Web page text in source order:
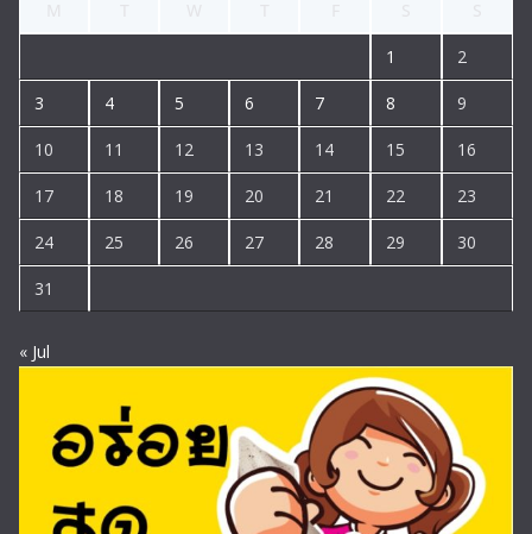
1 2
3 4 5 6 7 8 9
10 11 12 13 14 15 16
17 18 19 20 21 22 23
24 25 26 27 28 29 30
31
« Jul